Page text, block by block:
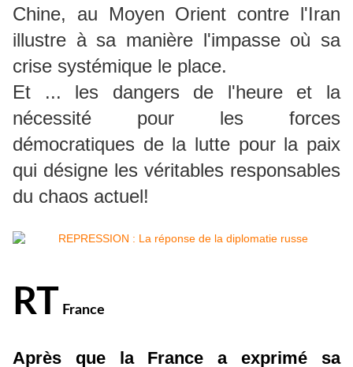
Chine, au Moyen Orient contre l'Iran
illustre à sa manière l'impasse où sa
crise systémique le place.
Et ... les dangers de l'heure et la
nécessité pour les forces
démocratiques de la lutte pour la paix
qui désigne les véritables responsables
du chaos actuel!
RT France
Après que la France a exprimé sa